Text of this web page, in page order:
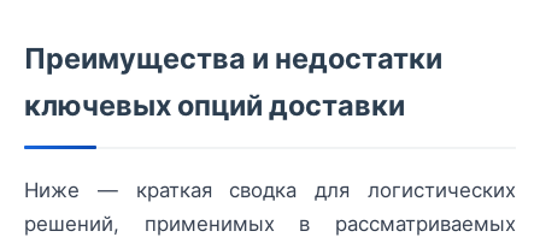
Преимущества и недостатки
ключевых опций доставки
Ниже — краткая сводка для логистических
решений, применимых в рассматриваемых